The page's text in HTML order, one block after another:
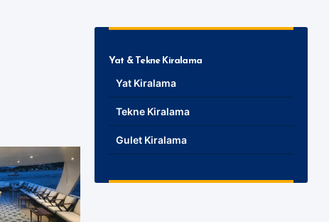
Yat & Tekne Kiralama
Yat Kiralama
Tekne Kiralama
Gulet Kiralama